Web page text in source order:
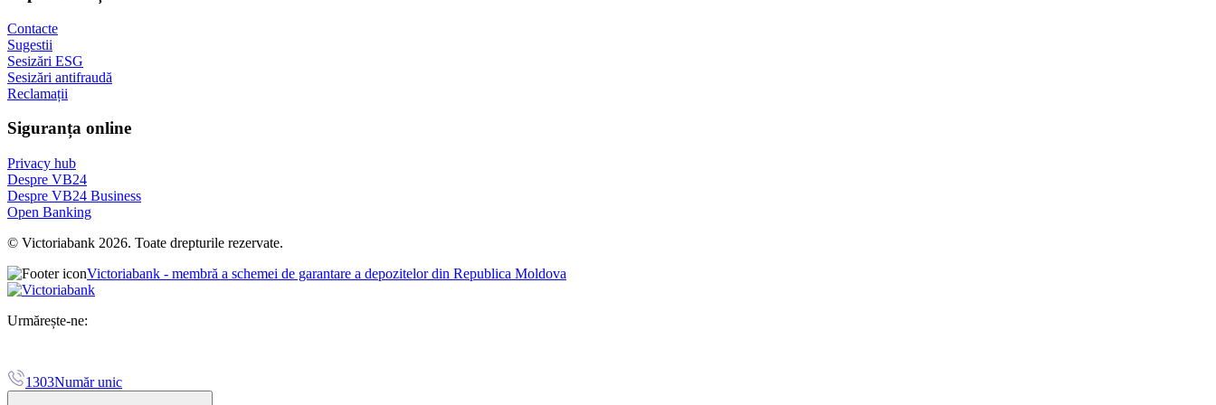
depunerea unei cereri la orice subdiviziune BC Victoriabank SA; sau
transmiterea cererii în format electronic, la adresa de e-mail:
Contacte
Sugestii
Sesizări ESG
Sesizări antifraudă
Reclamații
Siguranța online
Privacy hub
Despre VB24
Despre VB24 Business
Open Banking
© Victoriabank 2026. Toate drepturile rezervate.
Victoriabank - membră a schemei de garantare a depozitelor din Republica Moldova
Urmărește-ne:
1303Număr unic